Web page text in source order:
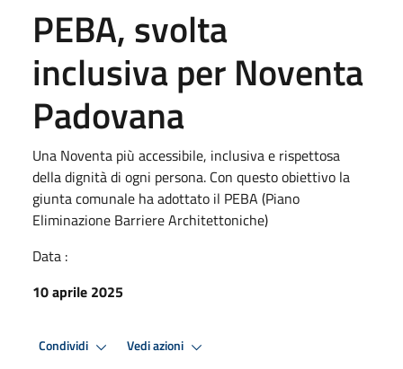
PEBA, svolta
inclusiva per Noventa
Padovana
Una Noventa più accessibile, inclusiva e rispettosa
della dignità di ogni persona. Con questo obiettivo la
giunta comunale ha adottato il PEBA (Piano
Eliminazione Barriere Architettoniche)
Data :
10 aprile 2025
Condividi Vedi azioni